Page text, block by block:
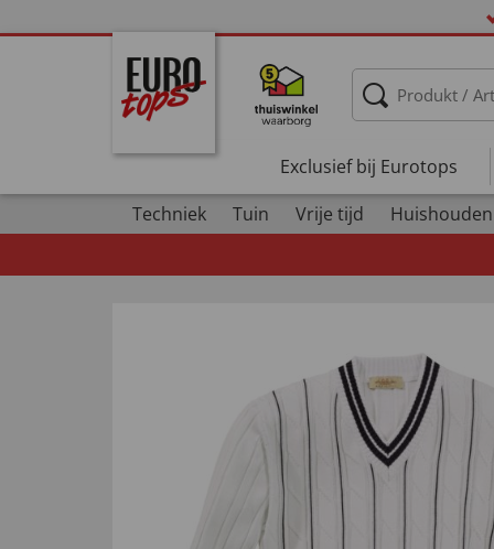
Exclusief bij Eurotops
Techniek
Tuin Vrije tijd